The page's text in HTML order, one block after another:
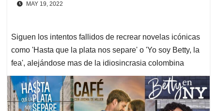
MAY 19, 2022
Siguen los intentos fallidos de recrear novelas icónicas
como 'Hasta que la plata nos separe' o 'Yo soy Betty, la
fea', alejándose mas de la idiosincrasia colombina